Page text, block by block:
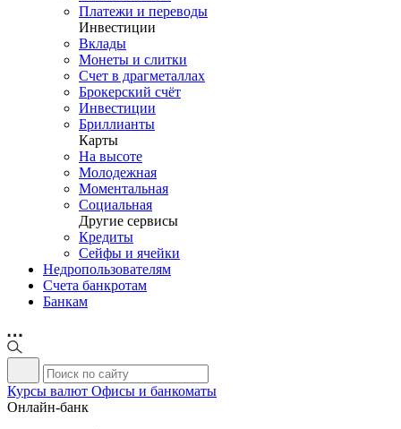
Платежи и переводы
Инвестиции
Вклады
Монеты и слитки
Счет в драгметаллах
Брокерский счёт
Инвестиции
Бриллианты
Карты
На высоте
Молодежная
Моментальная
Социальная
Другие сервисы
Кредиты
Сейфы и ячейки
Недропользователям
Счета банкротам
Банкам
Курсы валют Офисы и банкоматы
Онлайн-банк